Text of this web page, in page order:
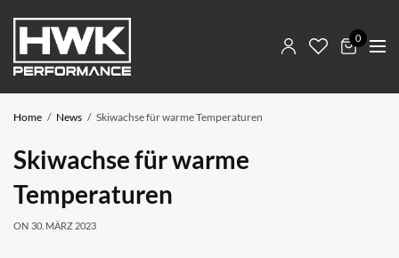
0
Home News Skiwachse für warme Temperaturen
Skiwachse für warme
Temperaturen
ON 30. MÄRZ 2023